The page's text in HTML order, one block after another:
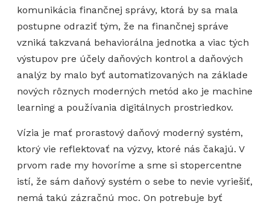
komunikácia finančnej správy, ktorá by sa mala
postupne odraziť tým, že na finančnej správe
vzniká takzvaná behaviorálna jednotka a viac tých
výstupov pre účely daňových kontrol a daňových
analýz by malo byť automatizovaných na základe
nových rôznych moderných metód ako je machine
learning a používania digitálnych prostriedkov.
Vízia je mať prorastový daňový moderný systém,
ktorý vie reflektovať na výzvy, ktoré nás čakajú. V
prvom rade my hovoríme a sme si stopercentne
istí, že sám daňový systém o sebe to nevie vyriešiť,
nemá takú zázračnú moc. On potrebuje byť